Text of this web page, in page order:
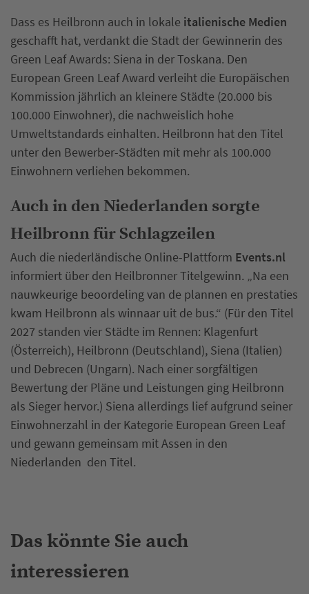
Dass es Heilbronn auch in lokale italienische Medien
geschafft hat, verdankt die Stadt der Gewinnerin des
Green Leaf Awards: Siena in der Toskana. Den
European Green Leaf Award verleiht die Europäischen
Kommission jährlich an kleinere Städte (20.000 bis
100.000 Einwohner), die nachweislich hohe
Umweltstandards einhalten. Heilbronn hat den Titel
unter den Bewerber-Städten mit mehr als 100.000
Einwohnern verliehen bekommen.
Auch in den Niederlanden sorgte
Heilbronn für Schlagzeilen
Auch die niederländische Online-Plattform Events.nl
informiert über den Heilbronner Titelgewinn. „Na een
nauwkeurige beoordeling van de plannen en prestaties
kwam Heilbronn als winnaar uit de bus.“ (Für den Titel
2027 standen vier Städte im Rennen: Klagenfurt
(Österreich), Heilbronn (Deutschland), Siena (Italien)
und Debrecen (Ungarn). Nach einer sorgfältigen
Bewertung der Pläne und Leistungen ging Heilbronn
als Sieger hervor.) Siena allerdings lief aufgrund seiner
Einwohnerzahl in der Kategorie European Green Leaf
und gewann gemeinsam mit Assen in den
Niederlanden den Titel.
Das könnte Sie auch
interessieren